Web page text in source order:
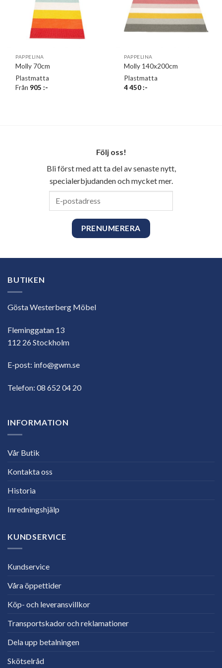
PAPPELINA
Molly 70cm
Plastmatta
Från 905:-
PAPPELINA
Molly 140x200cm
Plastmatta
4 450:-
Följ oss!
Bli först med att ta del av senaste nytt,
specialerbjudanden och mycket mer.
BUTIKEN
Gösta Westerberg Möbel
Fleminggatan 13
112 26 Stockholm
E-post: info@gwm.se
Telefon: 08 652 04 20
INFORMATION
Vår Butik
Kontakta oss
Historia
Inredningshjälp
KUNDSERVICE
Kundservice
Våra öppettider
Köp- och leveransvillkor
Transportskador och reklamationer
Dela upp betalningen
Skötselråd